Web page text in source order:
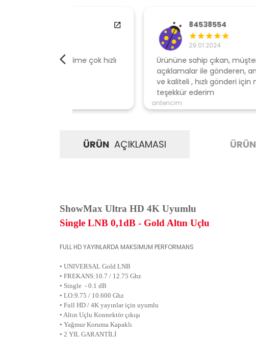
Ürününe sahip çıkan, müşteri odaklı
açıklamalar ile gönderen, ambalajı özenli
ve kaliteli , hızlı gönderi için mağazaya
ÜRÜN AÇIKLAMASI ÜRÜN
ShowMax Ultra HD 4K Uyumlu
Single LNB 0,1dB - Gold Altın Uçlu
FULL HD YAYINLARDA MAKSİMUM PERFORMANS
• UNIVERSAL Gold LNB
• FREKANS:10.7 / 12.75 Ghz
• Single - 0.1 dB
• LO:9.75 / 10.600 Ghz
• Full HD / 4K yayınlar için uyumlu
• Altın Uçlu Konnektör çıkışı
• Yağmur Koruma Kapaklı
• 2 YIL GARANTİLİ